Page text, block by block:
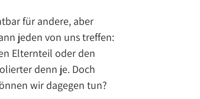
für andere, aber
jeden von uns treffen:
Elternteil oder den
denn je. Doch
wir dagegen tun?